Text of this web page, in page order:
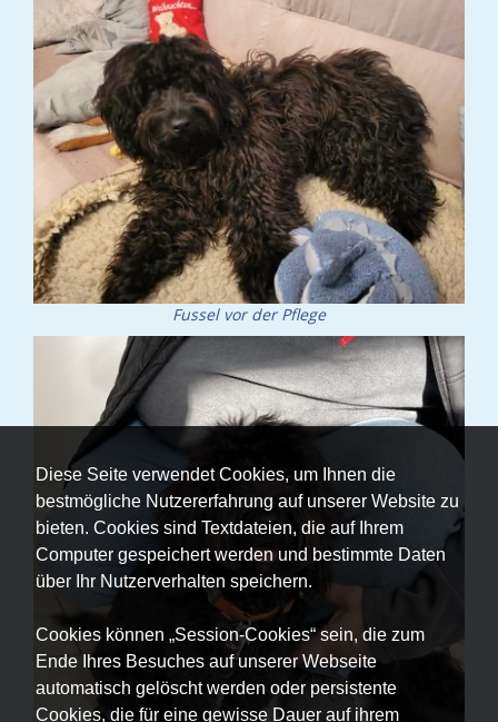
Diese Seite verwendet Cookies, um Ihnen die
bestmögliche Nutzererfahrung auf unserer Website zu
bieten. Cookies sind Textdateien, die auf Ihrem
Computer gespeichert werden und bestimmte Daten
über Ihr Nutzerverhalten speichern.
Cookies können „Session-Cookies“ sein, die zum
Ende Ihres Besuches auf unserer Webseite
automatisch gelöscht werden oder persistente
Cookies, die für eine gewisse Dauer auf ihrem
Fussel vor der Pflege